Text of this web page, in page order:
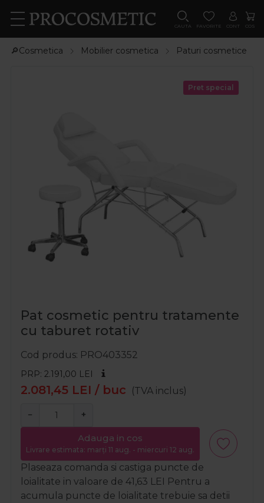
CAUTA FAVORITE CONT COS
🔎Cosmetica Mobilier cosmetica Paturi cosmetice
Pret special
Pat cosmetic pentru tratamente
cu taburet rotativ
Cod produs PRO403352
PRP: 2.191,00 LEI
2.081,45 LEI / buc (TVA inclus)
− +
Adauga in cos
Livrare estimata: marți 11 aug. - miercuri 12 aug.
Plaseaza comanda si castiga puncte de
loialitate in valoare de 41,63 LEI Pentru a
acumula puncte de loialitate trebuie sa detii